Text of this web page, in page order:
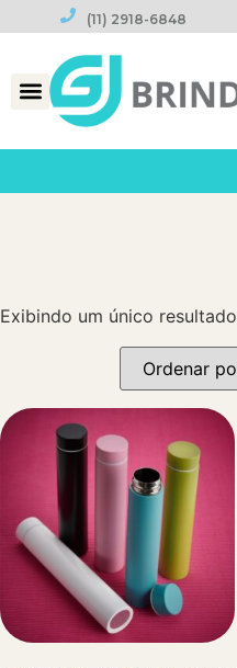
(11) 2918-6848
Exibindo um único resultado